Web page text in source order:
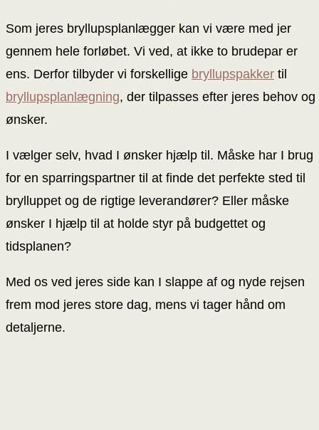
Som jeres bryllupsplanlægger kan vi være med jer
gennem hele forløbet. Vi ved, at ikke to brudepar er
ens. Derfor tilbyder vi forskellige bryllupspakker til
bryllupsplanlægning, der tilpasses efter jeres behov og
ønsker.
I vælger selv, hvad I ønsker hjælp til. Måske har I brug
for en sparringspartner til at finde det perfekte sted til
brylluppet og de rigtige leverandører? Eller måske
ønsker I hjælp til at holde styr på budgettet og
tidsplanen?
Med os ved jeres side kan I slappe af og nyde rejsen
frem mod jeres store dag, mens vi tager hånd om
detaljerne.